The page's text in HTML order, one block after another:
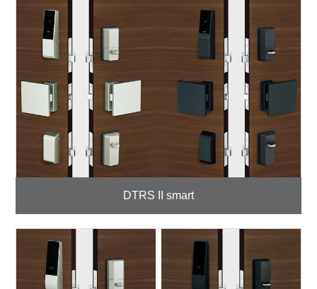
DTRS II smart